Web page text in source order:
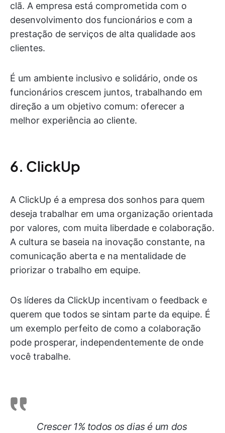
clã. A empresa está comprometida com o
desenvolvimento dos funcionários e com a
prestação de serviços de alta qualidade aos
clientes.
É um ambiente inclusivo e solidário, onde os
funcionários crescem juntos, trabalhando em
direção a um objetivo comum: oferecer a
melhor experiência ao cliente.
6. ClickUp
A ClickUp é a empresa dos sonhos para quem
deseja trabalhar em uma organização orientada
por valores, com muita liberdade e colaboração.
A cultura se baseia na inovação constante, na
comunicação aberta e na mentalidade de
priorizar o trabalho em equipe.
Os líderes da ClickUp incentivam o feedback e
querem que todos se sintam parte da equipe. É
um exemplo perfeito de como a colaboração
pode prosperar, independentemente de onde
você trabalhe.
Crescer 1% todos os dias é um dos